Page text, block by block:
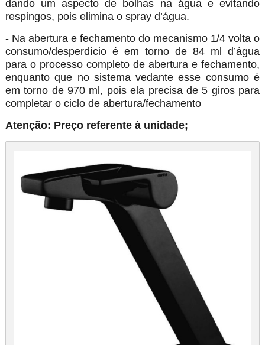
dando um aspecto de bolhas na água e evitando
respingos, pois elimina o spray d’água.
- Na abertura e fechamento do mecanismo 1/4 volta o
consumo/desperdício é em torno de 84 ml d’água
para o processo completo de abertura e fechamento,
enquanto que no sistema vedante esse consumo é
em torno de 970 ml, pois ela precisa de 5 giros para
completar o ciclo de abertura/fechamento
Atenção: Preço referente à unidade;